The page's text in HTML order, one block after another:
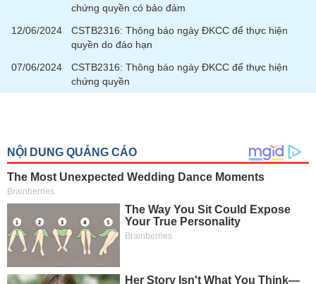
chứng quyền có bảo đảm
12/06/2024
CSTB2316: Thông báo ngày ĐKCC để thực hiện
quyền do đáo hạn
07/06/2024
CSTB2316: Thông báo ngày ĐKCC để thực hiện
chứng quyền